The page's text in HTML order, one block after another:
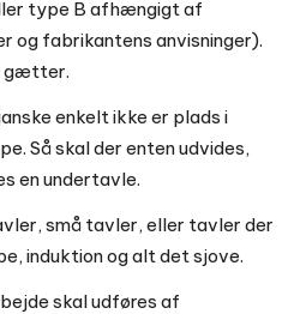
type B afhængigt af
og fabrikantens anvisninger).
gætter.
enkelt ikke er plads i
Så skal der enten udvides,
en undertavle.
små tavler, eller tavler der
induktion og alt det sjove.
skal udføres af